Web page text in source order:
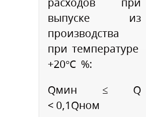
выпуске из
производства
при температуре
+20°С %:
Qмин ≤ Q
< 0,1Qном